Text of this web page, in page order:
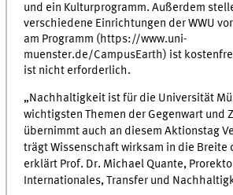
und ein Kulturprogramm. Außerdem
verschiedene Einrichtungen der WWU
am Programm (https://www.uni-
muenster.de/CampusEarth) ist
ist nicht erforderlich.
„Nachhaltigkeit ist für die Universität
wichtigsten Themen der Gegenwart und
übernimmt auch an diesem Aktionstag
trägt Wissenschaft wirksam in die Breite
erklärt Prof. Dr. Michael Quante,
Internationales, Transfer und